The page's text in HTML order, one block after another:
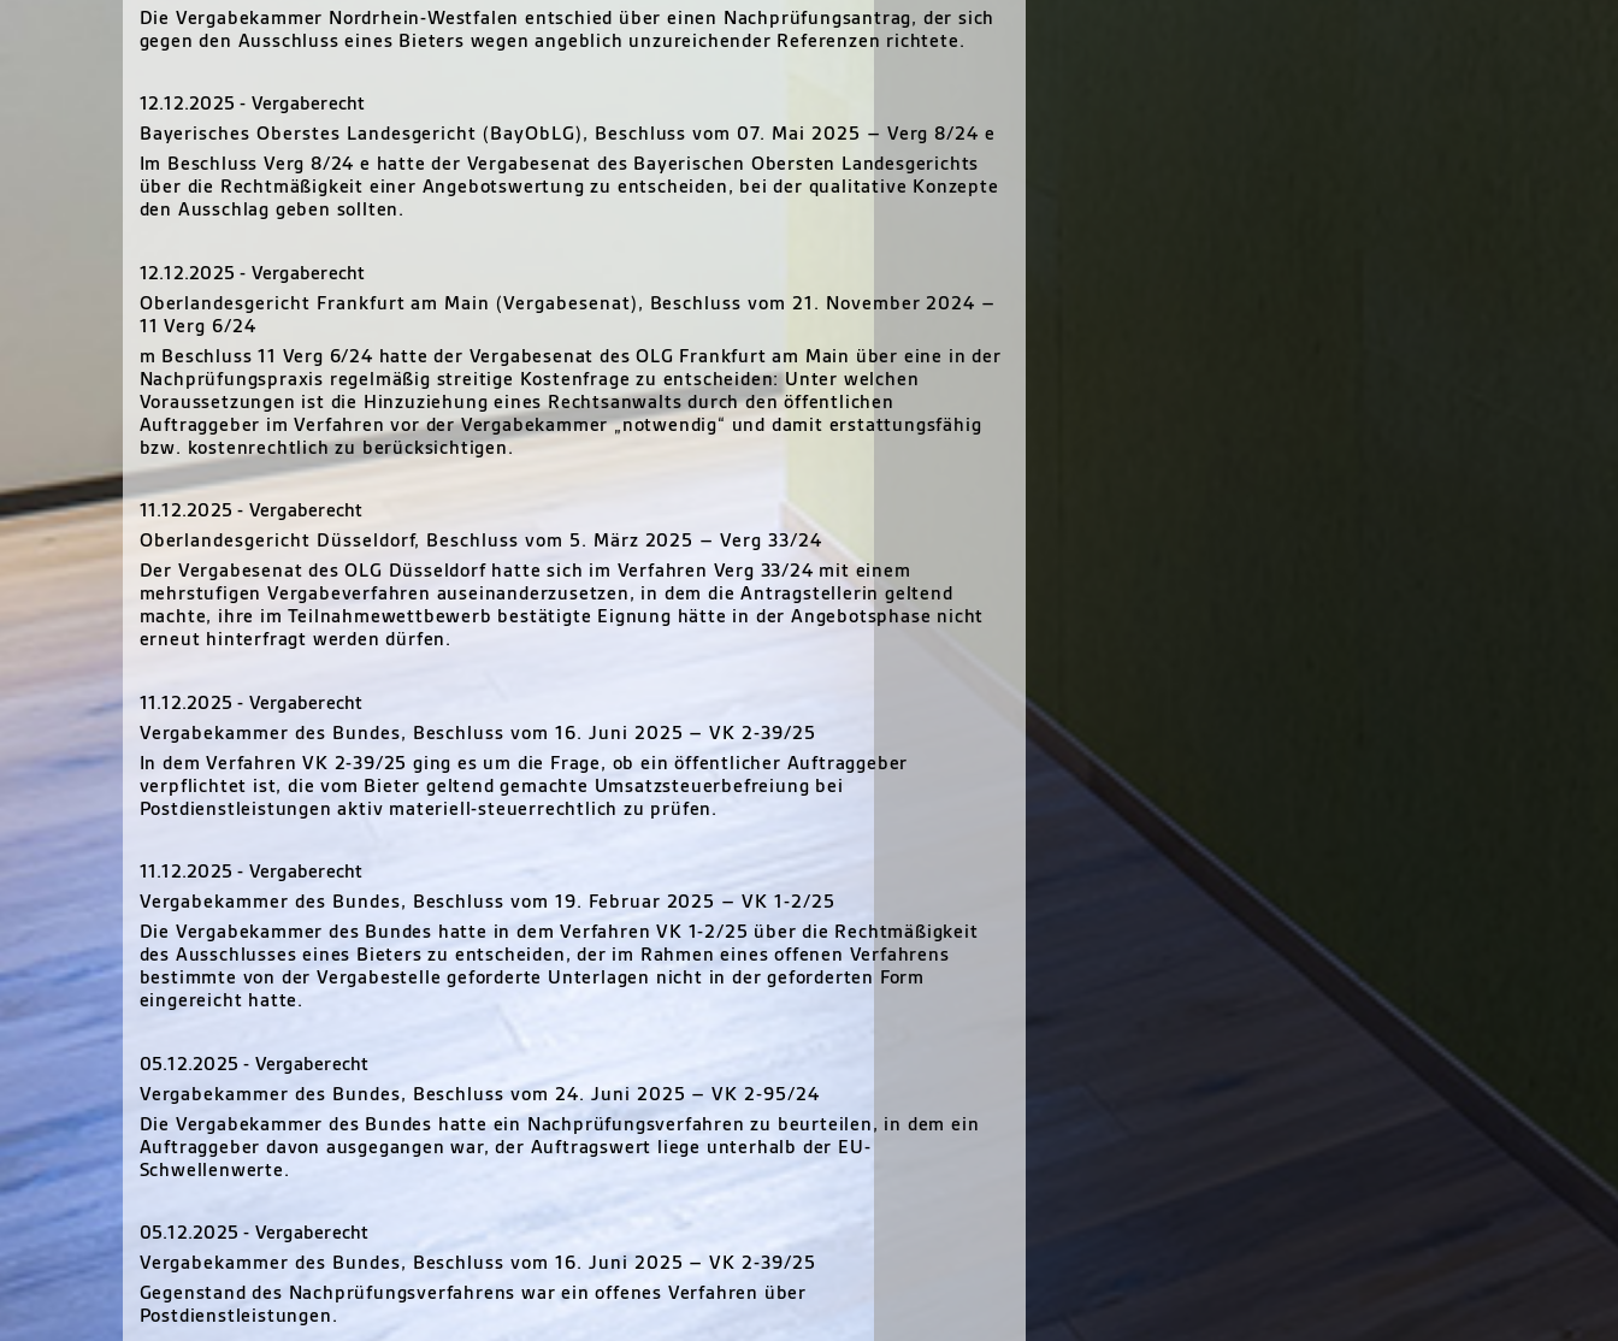
Die Vergabekammer Nordrhein-Westfalen entschied über einen Nachprüfungsantrag, der sich
gegen den Ausschluss eines Bieters wegen angeblich unzureichender Referenzen richtete.
12.12.2025 - Vergaberecht
Bayerisches Oberstes Landesgericht (BayObLG), Beschluss vom 07. Mai 2025 – Verg 8/24 e
Im Beschluss Verg 8/24 e hatte der Vergabesenat des Bayerischen Obersten Landesgerichts
über die Rechtmäßigkeit einer Angebotswertung zu entscheiden, bei der qualitative Konzepte
den Ausschlag geben sollten.
12.12.2025 - Vergaberecht
Oberlandesgericht Frankfurt am Main (Vergabesenat), Beschluss vom 21. November 2024 –
11 Verg 6/24
m Beschluss 11 Verg 6/24 hatte der Vergabesenat des OLG Frankfurt am Main über eine in der
Nachprüfungspraxis regelmäßig streitige Kostenfrage zu entscheiden: Unter welchen
Voraussetzungen ist die Hinzuziehung eines Rechtsanwalts durch den öffentlichen
Auftraggeber im Verfahren vor der Vergabekammer „notwendig“ und damit erstattungsfähig
bzw. kostenrechtlich zu berücksichtigen.
11.12.2025 - Vergaberecht
Oberlandesgericht Düsseldorf, Beschluss vom 5. März 2025 – Verg 33/24
Der Vergabesenat des OLG Düsseldorf hatte sich im Verfahren Verg 33/24 mit einem
mehrstufigen Vergabeverfahren auseinanderzusetzen, in dem die Antragstellerin geltend
machte, ihre im Teilnahmewettbewerb bestätigte Eignung hätte in der Angebotsphase nicht
erneut hinterfragt werden dürfen.
11.12.2025 - Vergaberecht
Vergabekammer des Bundes, Beschluss vom 16. Juni 2025 – VK 2-39/25
In dem Verfahren VK 2-39/25 ging es um die Frage, ob ein öffentlicher Auftraggeber
verpflichtet ist, die vom Bieter geltend gemachte Umsatzsteuerbefreiung bei
Postdienstleistungen aktiv materiell-steuerrechtlich zu prüfen.
11.12.2025 - Vergaberecht
Vergabekammer des Bundes, Beschluss vom 19. Februar 2025 – VK 1-2/25
Die Vergabekammer des Bundes hatte in dem Verfahren VK 1-2/25 über die Rechtmäßigkeit
des Ausschlusses eines Bieters zu entscheiden, der im Rahmen eines offenen Verfahrens
bestimmte von der Vergabestelle geforderte Unterlagen nicht in der geforderten Form
eingereicht hatte.
05.12.2025 - Vergaberecht
Vergabekammer des Bundes, Beschluss vom 24. Juni 2025 – VK 2-95/24
Die Vergabekammer des Bundes hatte ein Nachprüfungsverfahren zu beurteilen, in dem ein
Auftraggeber davon ausgegangen war, der Auftragswert liege unterhalb der EU-
Schwellenwerte.
05.12.2025 - Vergaberecht
Vergabekammer des Bundes, Beschluss vom 16. Juni 2025 – VK 2-39/25
Gegenstand des Nachprüfungsverfahrens war ein offenes Verfahren über
Postdienstleistungen.